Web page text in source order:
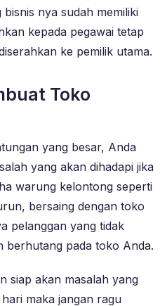
nya sudah memiliki
kepada pegawai tetap
ke pemilik utama.
Toko
yang besar, Anda
yang akan dihadapi jika
warung kelontong seperti
bersaing dengan toko
pelanggan yang tidak
berhutang pada toko Anda.
siap akan masalah yang
maka jangan ragu